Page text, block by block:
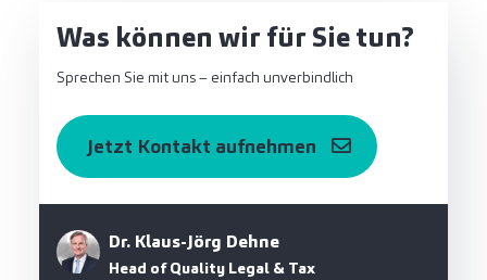
Dr. Klaus-Jörg Dehne
Head of Quality Legal & Tax
Was können wir für Sie tun?
Sprechen Sie mit uns – einfach unverbindlich
Jetzt Kontakt aufnehmen